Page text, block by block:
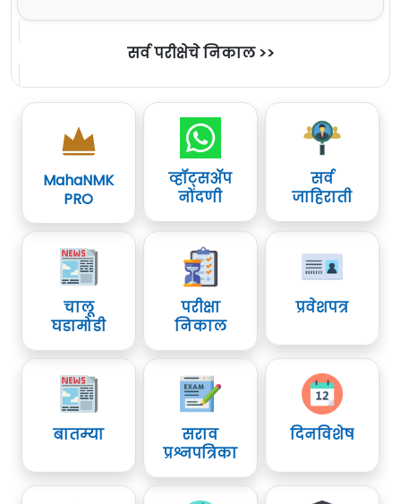
सर्व परीक्षेचे निकाल >>
MahaNMK
PRO
व्हॉट्सॲप
नोंदणी
सर्व
जाहिराती
चालू
घडामोडी
परीक्षा
निकाल
प्रवेशपत्र
बातम्या
सराव
प्रश्नपत्रिका
दिनविशेष